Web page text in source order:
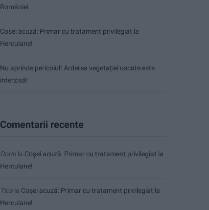
României
Coșei acuză: Primar cu tratament privilegiat la
Herculane!
Nu aprinde pericolul! Arderea vegetației uscate este
interzisă!
Comentarii recente
Dorin la Coșei acuză: Primar cu tratament privilegiat la
Herculane!
Tica la Coșei acuză: Primar cu tratament privilegiat la
Herculane!